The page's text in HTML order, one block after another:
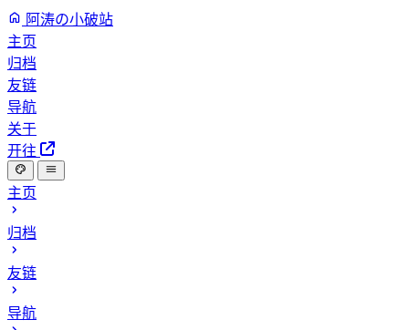
阿涛の小破站
主页
归档
友链
导航
关于
开往
主页
归档
友链
导航